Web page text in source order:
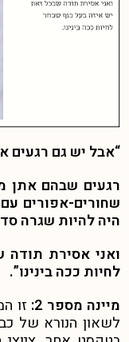
“אבל יש גם רגעים
רגעים שבהם אתן
שחורים-אפורים
היה להיות שגרה
ואני אסירת
לחיות ככה בינינו”.
מיינה מספר 2:
זו
לשאון הנורא של